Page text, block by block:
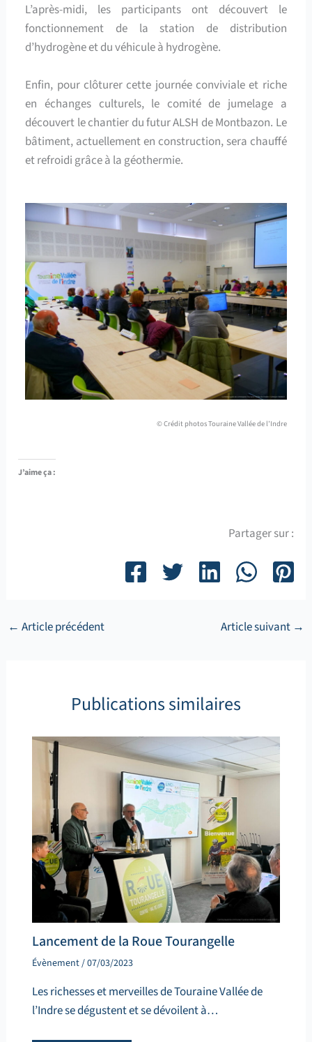
L’après-midi, les participants ont découvert le
fonctionnement de la station de distribution
d’hydrogène et du véhicule à hydrogène.
Enfin, pour clôturer cette journée conviviale et riche
en échanges culturels, le comité de jumelage a
découvert le chantier du futur ALSH de Montbazon. Le
bâtiment, actuellement en construction, sera chauffé
et refroidi grâce à la géothermie.
© Crédit photos Touraine Vallée de l’Indre
J’aime ça :
Partager sur :
← Article précédent Article suivant →
Publications similaires
Lancement de la Roue Tourangelle
Évènement/07/03/2023
Les richesses et merveilles de Touraine Vallée de
l’Indre se dégustent et se dévoilent à…